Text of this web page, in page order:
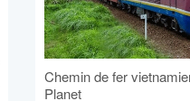
Chemin de fer
Planet